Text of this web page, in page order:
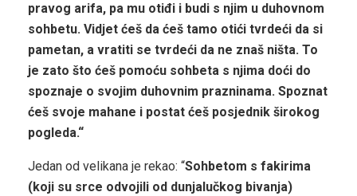
pravog arifa, pa mu otiđi i budi s njim u duhovnom
sohbetu. Vidjet ćeš da ćeš tamo otići tvrdeći da si
pametan, a vratiti se tvrdeći da ne znaš ništa. To
je zato što ćeš pomoću sohbeta s njima doći do
spoznaje o svojim duhovnim prazninama. Spoznat
ćeš svoje mahane i postat ćeš posjednik širokog
pogleda.“
Jedan od velikana je rekao: “Sohbetom s fakirima
(koji su srce odvojili od dunjalučkog bivanja)